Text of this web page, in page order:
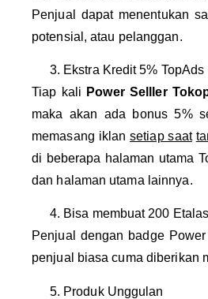
Penjual dapat menentukan
potensial, atau pelanggan.
Ekstra Kredit 5% TopAds
Tiap kali Power Selller
maka akan ada bonus 5%
memasang iklansetiap saat
di beberapa halaman utama
dan halaman utama lainnya.
Bisa membuat 200
Penjual dengan badge
penjual biasa cuma diberikan
Produk Unggulan